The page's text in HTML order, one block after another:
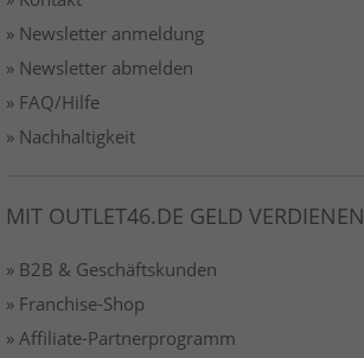
» Newsletter anmeldung
» Newsletter abmelden
» FAQ/Hilfe
» Nachhaltigkeit
MIT OUTLET46.DE GELD VERDIENEN
» B2B & Geschäftskunden
» Franchise-Shop
» Affiliate-Partnerprogramm